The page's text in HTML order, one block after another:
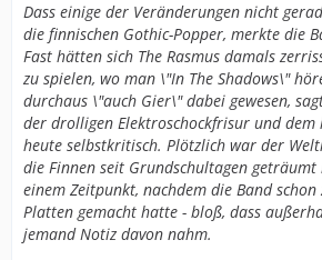
Dass einige der Veränderungen nicht
die finnischen Gothic-Popper, merkte die
Fast hätten sich The Rasmus damals
zu spielen, wo man \"In The Shadows\"
durchaus \"auch Gier\" dabei gewesen,
der drolligen Elektroschockfrisur und dem
heute selbstkritisch. Plötzlich war der
die Finnen seit Grundschultagen
einem Zeitpunkt, nachdem die Band schon
Platten gemacht hatte - bloß, dass
jemand Notiz davon nahm.